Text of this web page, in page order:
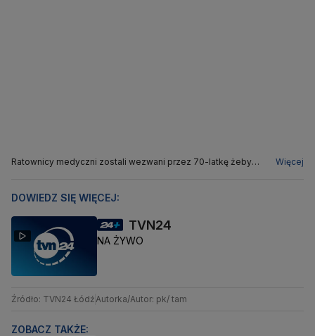
Ratownicy medyczni zostali wezwani przez 70-latkę żeby
Więcej
DOWIEDZ SIĘ WIĘCEJ:
TVN24
NA ŻYWO
Źródło: TVN24 Łódź Autorka/Autor: pk/ tam
ZOBACZ TAKŻE: